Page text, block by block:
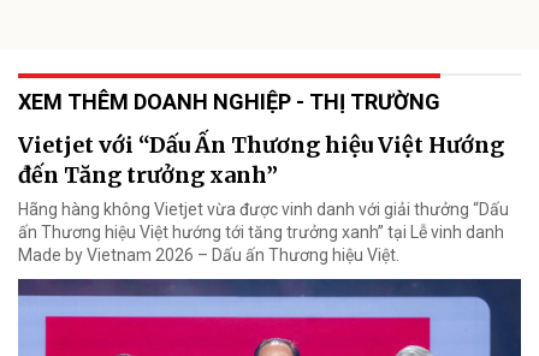
XEM THÊM DOANH NGHIỆP - THỊ TRƯỜNG
Vietjet với “Dấu Ấn Thương hiệu Việt Hướng
đến Tăng trưởng xanh”
Hãng hàng không Vietjet vừa được vinh danh với giải thưởng “Dấu
ấn Thương hiệu Việt hướng tới tăng trưởng xanh” tại Lễ vinh danh
Made by Vietnam 2026 – Dấu ấn Thương hiệu Việt.